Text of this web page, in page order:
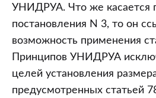
УНИДРУА. Что же касается
постановления N 3, то он
возможность применения
Принципов УНИДРУА
целей установления
предусмотренных статьей